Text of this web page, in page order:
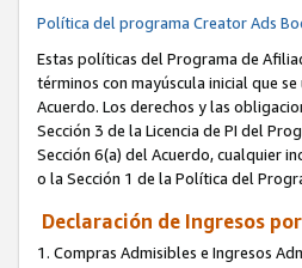
Política del programa Creator Ads
Estas políticas del Programa de
términos con mayúscula inicial que
Acuerdo. Los derechos y las
Sección 3 de la Licencia de PI del
Sección 6(a) del Acuerdo, cualquier
o la Sección 1 de la Política del
Declaración de Ingresos
1. Compras Admisibles e Ingresos